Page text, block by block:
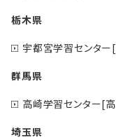
栃木県
宇都宮学習センタ
群馬県
高崎学習センター[
埼玉県